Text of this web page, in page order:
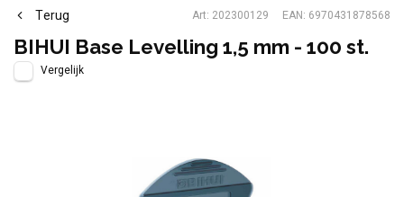
Terug Art: 202300129 EAN: 6970431878568
BIHUI Base Levelling 1,5 mm - 100 st.
Vergelijk